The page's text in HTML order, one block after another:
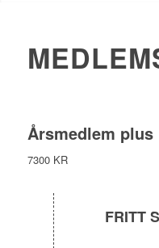
Årsmedlem plus
7300 KR
FRITT